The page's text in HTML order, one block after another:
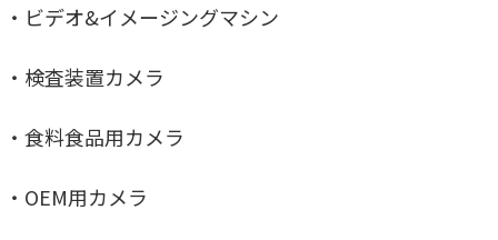
・ビデオ&イメージングマシン
・検査装置カメラ
・食料食品用カメラ
・OEM用カメラ